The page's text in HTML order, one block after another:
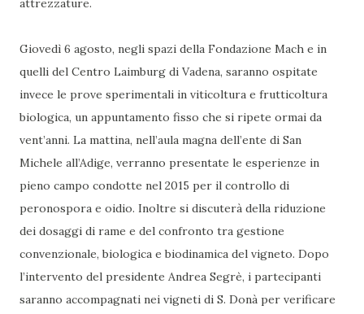
attrezzature.
Giovedì 6 agosto, negli spazi della Fondazione Mach e in
quelli del Centro Laimburg di Vadena, saranno ospitate
invece le prove sperimentali in viticoltura e frutticoltura
biologica, un appuntamento fisso che si ripete ormai da
vent’anni. La mattina, nell’aula magna dell’ente di San
Michele all’Adige, verranno presentate le esperienze in
pieno campo condotte nel 2015 per il controllo di
peronospora e oidio. Inoltre si discuterà della riduzione
dei dosaggi di rame e del confronto tra gestione
convenzionale, biologica e biodinamica del vigneto. Dopo
l’intervento del presidente Andrea Segrè, i partecipanti
saranno accompagnati nei vigneti di S. Donà per verificare